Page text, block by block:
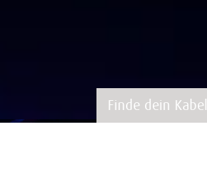
Finde dein Kabel